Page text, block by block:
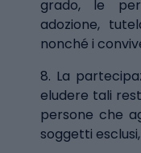
grado, le
adozione,
nonché i
8. La
eludere tali
persone che
soggetti